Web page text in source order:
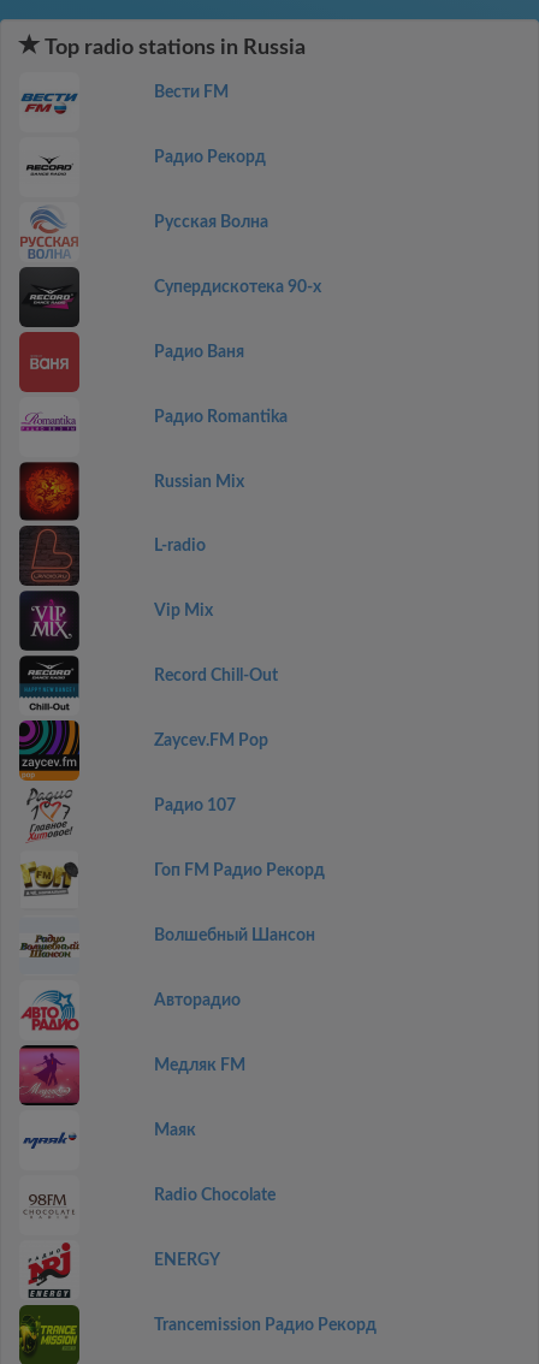
Top radio stations in Russia
Вести FM
Радио Рекорд
Русская Волна
Супердискотека 90-х
Радио Ваня
Радио Romantika
Russian Mix
L-radio
Vip Mix
Record Chill-Out
Zaycev.FM Pop
Радио 107
Гоп FM Радио Рекорд
Волшебный Шансон
Авторадио
Медляк FM
Маяк
Radio Chocolate
ENERGY
Trancemission Радио Рекорд